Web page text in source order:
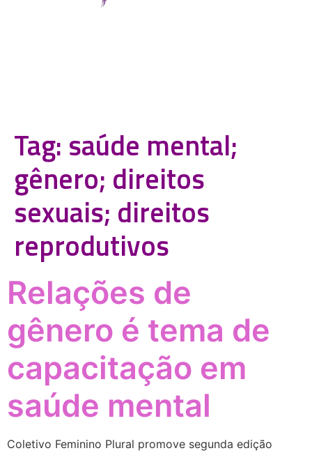
Tag: saúde mental;
gênero; direitos
sexuais; direitos
reprodutivos
Relações de
gênero é tema de
capacitação em
saúde mental
Coletivo Feminino Plural promove segunda edição